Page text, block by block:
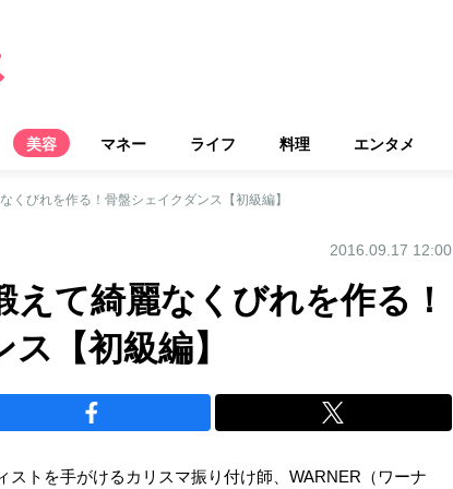
美容 マネー ライフ 料理 エンタメ
くびれを作る！骨盤シェイクダンス【初級編】
2016.09.17 12:00
えて綺麗なくびれを作る！
【初級編】
ストを手がけるカリスマ振り付け師、WARNER（ワーナ